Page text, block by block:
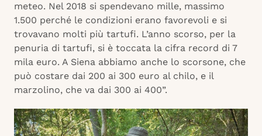
meteo. Nel 2018 si spendevano mille, massimo
1.500 perché le condizioni erano favorevoli e si
trovavano molti più tartufi. L’anno scorso, per la
penuria di tartufi, si è toccata la cifra record di 7
mila euro. A Siena abbiamo anche lo scorsone, che
può costare dai 200 ai 300 euro al chilo, e il
marzolino, che va dai 300 ai 400”.